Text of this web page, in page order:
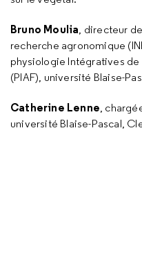
Bruno Moulia, directeur
recherche agronomique
physiologie Intégratives
(PIAF), université Blaise-
Catherine Lenne,
université Blaise-Pascal,